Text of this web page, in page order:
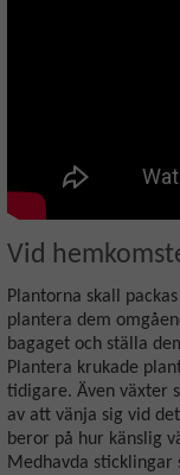
Vid
Plantorna skall
plantera dem
bagaget och ställa
Plantera krukade
tidigare. Även växter
av att vänja sig vid
beror på hur känslig
Medhavda